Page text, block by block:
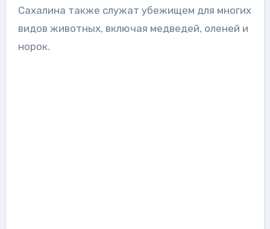
Сахалина также служат убежищем для многих
видов животных, включая медведей, оленей и
норок.